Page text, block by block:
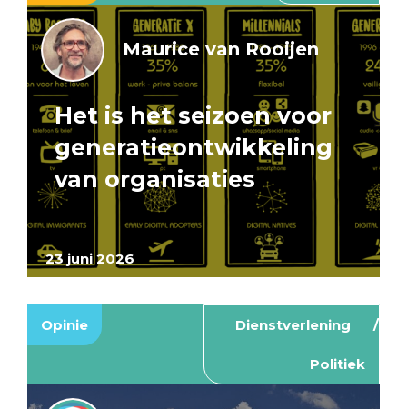
23 juni 2026
Maurice van Rooijen
Het is het seizoen voor
generatieontwikkeling
van organisaties
Opinie Dienstverlening
Politiek